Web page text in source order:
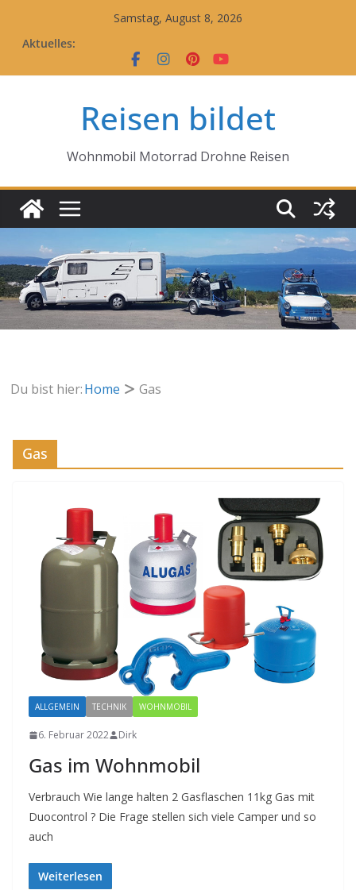
Samstag, August 8, 2026
Aktuelles:
Reisen bildet
Wohnmobil Motorrad Drohne Reisen
Du bist hier:Home Gas
Gas
ALLGEMEIN TECHNIK WOHNMOBIL
6. Februar 2022 Dirk
Gas im Wohnmobil
Verbrauch Wie lange halten 2 Gasflaschen 11kg Gas mit
Duocontrol ? Die Frage stellen sich viele Camper und so
auch
Weiterlesen